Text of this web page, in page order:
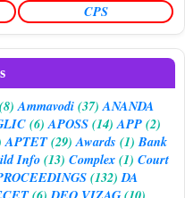
CPS
(8) Ammavodi(37) ANANDA
(6) APOSS(14) APP(2)
APTET(29) Awards (1) Bank
Info(13) Complex(1) Court
(132) DA